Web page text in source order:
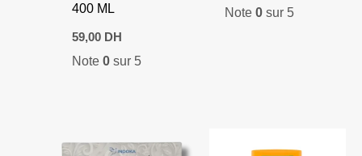
400 ML
59,00 DH
Note 0sur 5
Note0 sur 5